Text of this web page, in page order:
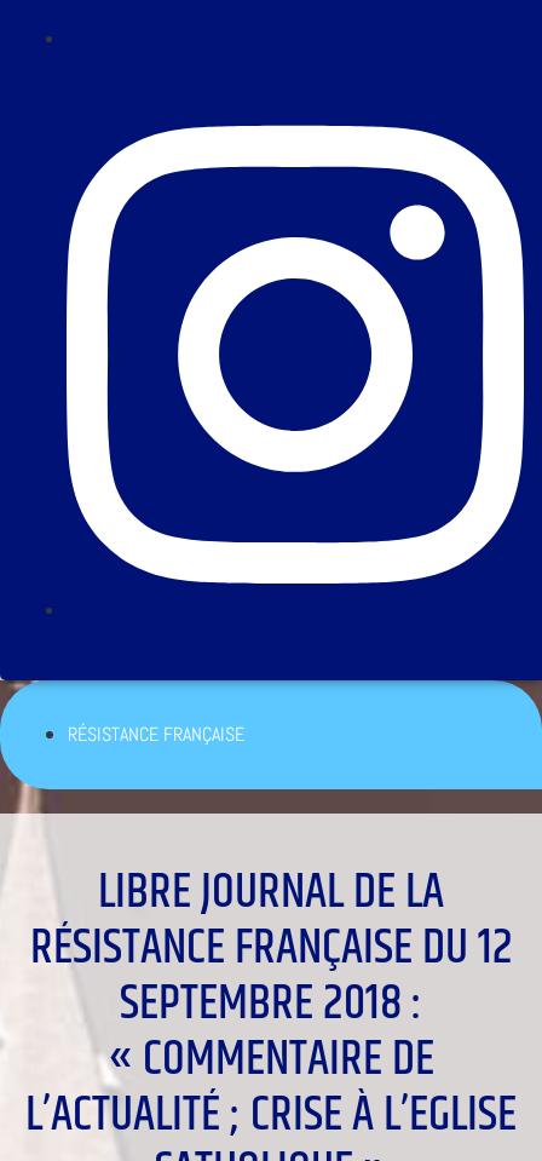
RÉSISTANCE FRANÇAISE
LIBRE JOURNAL DE LA
RÉSISTANCE FRANÇAISE DU 12
SEPTEMBRE 2018 :
« COMMENTAIRE DE
L’ACTUALITÉ ; CRISE À L’EGLISE